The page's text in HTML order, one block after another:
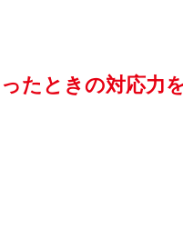
たときの対応力
のサポート体制も重要で